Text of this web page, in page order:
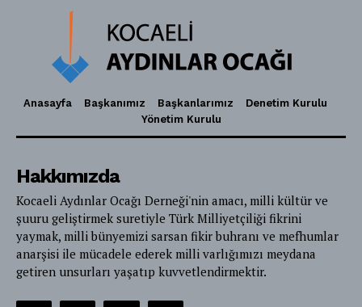
Anasayfa Başkanımız Başkanlarımız
Denetim Kurulu
Yönetim Kurulu
Hakkımızda
Kocaeli Aydınlar Ocağı Derneği'nin amacı, milli kültür ve
şuuru geliştirmek suretiyle Türk Milliyetçiliği fikrini
yaymak, milli bünyemizi sarsan fikir buhranı ve mefhumlar
anarşisi ile mücadele ederek milli varlığımızı meydana
getiren unsurları yaşatıp kuvvetlendirmektir.